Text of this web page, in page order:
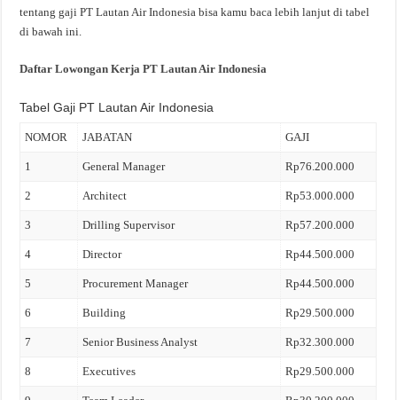
tentang gaji PT Lautan Air Indonesia bisa kamu baca lebih lanjut di tabel
di bawah ini.
Daftar Lowongan Kerja PT Lautan Air Indonesia
Tabel Gaji PT Lautan Air Indonesia
NOMOR JABATAN GAJI
1 General Manager Rp76.200.000
2 Architect Rp53.000.000
3 Drilling Supervisor Rp57.200.000
4 Director Rp44.500.000
5 Procurement Manager Rp44.500.000
6 Building Rp29.500.000
7 Senior Business Analyst Rp32.300.000
8 Executives Rp29.500.000